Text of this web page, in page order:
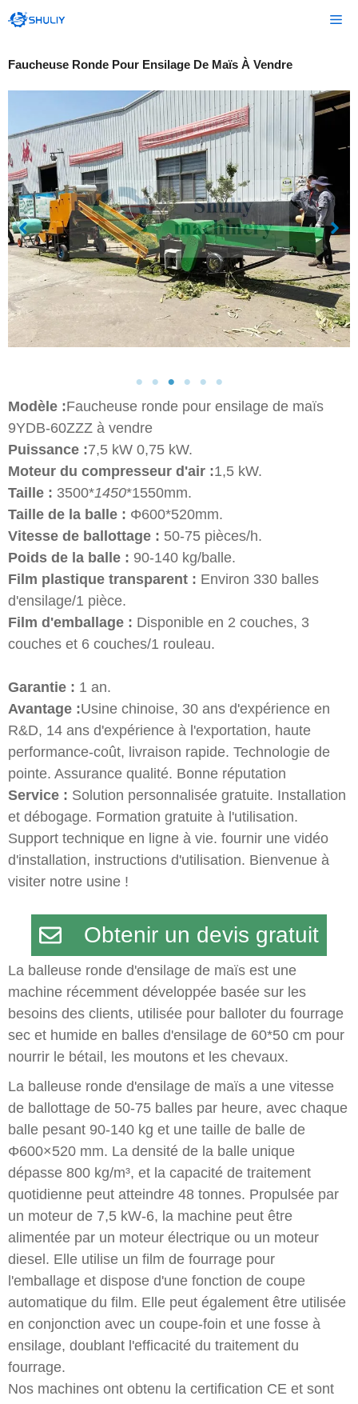
au
Faucheuse Ronde Pour Ensilage De Maïs À Vendre
Modèle :Faucheuse ronde pour ensilage de maïs
9YDB-60ZZZ à vendre
Puissance :7,5 kW 0,75 kW.
Moteur du compresseur d'air :1,5 kW.
Taille : 3500*1450*1550mm.
Taille de la balle : Φ600*520mm.
Vitesse de ballottage : 50-75 pièces/h.
Poids de la balle : 90-140 kg/balle.
Film plastique transparent : Environ 330 balles
d'ensilage/1 pièce.
Film d'emballage : Disponible en 2 couches, 3
couches et 6 couches/1 rouleau.
Garantie : 1 an.
Avantage :Usine chinoise, 30 ans d'expérience en
R&D, 14 ans d'expérience à l'exportation, haute
performance-coût, livraison rapide. Technologie de
pointe. Assurance qualité. Bonne réputation
Service : Solution personnalisée gratuite. Installation
et débogage. Formation gratuite à l'utilisation.
Support technique en ligne à vie. fournir une vidéo
d'installation, instructions d'utilisation. Bienvenue à
visiter notre usine !
Obtenir un devis gratuit
La balleuse ronde d'ensilage de maïs est une
machine récemment développée basée sur les
besoins des clients, utilisée pour balloter du fourrage
sec et humide en balles d'ensilage de 60*50 cm pour
nourrir le bétail, les moutons et les chevaux.
La balleuse ronde d'ensilage de maïs a une vitesse
de ballottage de 50-75 balles par heure, avec chaque
balle pesant 90-140 kg et une taille de balle de
Φ600×520 mm. La densité de la balle unique
dépasse 800 kg/m³, et la capacité de traitement
quotidienne peut atteindre 48 tonnes. Propulsée par
un moteur de 7,5 kW-6, la machine peut être
alimentée par un moteur électrique ou un moteur
diesel. Elle utilise un film de fourrage pour
l'emballage et dispose d'une fonction de coupe
automatique du film. Elle peut également être utilisée
en conjonction avec un coupe-foin et une fosse à
ensilage, doublant l'efficacité du traitement du
fourrage.
Nos machines ont obtenu la certification CE et sont